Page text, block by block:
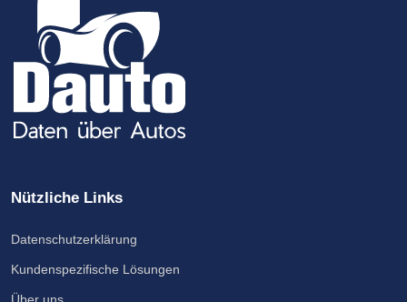
Nützliche Links
Datenschutzerklärung
Kundenspezifische Lösungen